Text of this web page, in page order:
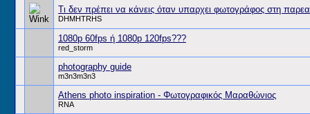
Τι δεν πρέπει να κάνεις όταν υπαρχει φωτογράφος στη παρεα
DHMHTRHS
1080p 60fps ή 1080p 120fps???
red_storm
photography guide
m3n3m3n3
Athens photo inspiration - Φωτογραφικός Μαραθώνιος
RNA